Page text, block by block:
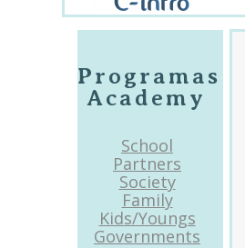
School
Partners
Society
Family
Kids/Youngs
Governments
Programas
Academy